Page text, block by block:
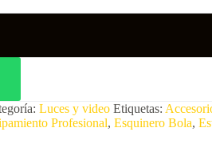
Luces y video Etiquetas:
Profesional, Esquinero Bola,